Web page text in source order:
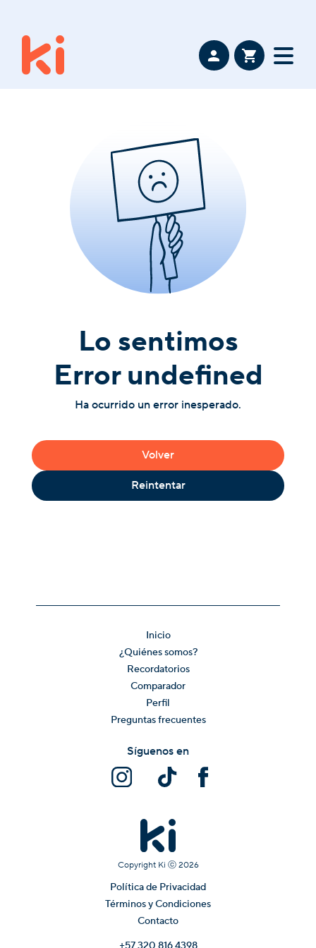
Lo sentimos
Error undefined
Ha ocurrido un error inesperado.
Volver
Reintentar
Inicio
¿Quiénes somos?
Recordatorios
Comparador
Perfil
Preguntas frecuentes
Copyright Ki ⓒ 2026
Política de Privacidad
Términos y Condiciones
Contacto
Síguenos en